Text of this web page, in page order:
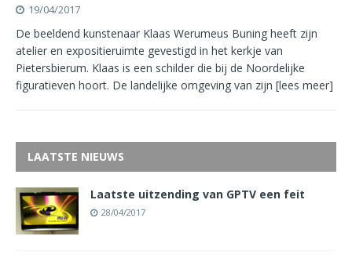
19/04/2017
De beeldend kunstenaar Klaas Werumeus Buning heeft zijn
atelier en expositieruimte gevestigd in het kerkje van
Pietersbierum. Klaas is een schilder die bij de Noordelijke
figuratieven hoort. De landelijke omgeving van zijn [lees meer]
LAATSTE NIEUWS
Laatste uitzending van GPTV een feit
28/04/2017